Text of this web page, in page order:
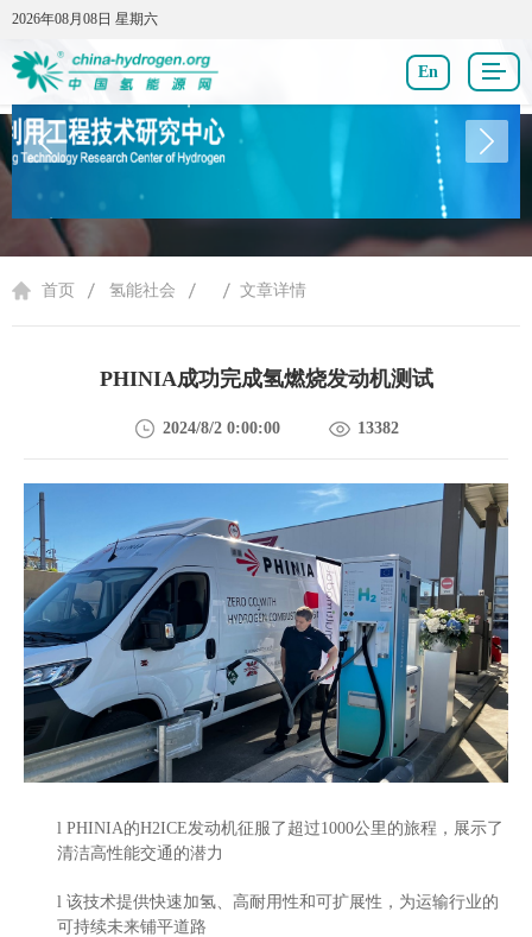
2026年08月08日 星期六
2026年08月08日 星期六
En
首页 氢能社会 文章详情
PHINIA成功完成氢燃烧发动机测试
2024/8/2 0:00:00 13382
l PHINIA的H2ICE发动机征服了超过1000公里的旅程，展示了
清洁高性能交通的潜力
l 该技术提供快速加氢、高耐用性和可扩展性，为运输行业的
可持续未来铺平道路